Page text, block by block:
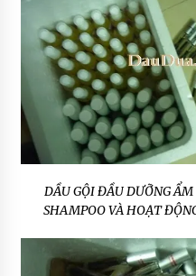
DẦU GỘI ĐẦU DƯỠNG
SHAMPOO VÀ HOẠT